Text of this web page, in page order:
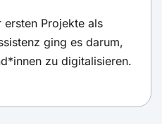
ersten Projekte als
ging es darum,
zu digitalisieren.